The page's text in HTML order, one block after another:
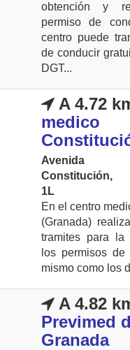
obtención y
permiso de
centro puede
de conducir
DGT...
A 4.72
medico
Avenida
Constitución,
1L
En el centro
(Granada)
tramites para la
los permisos
mismo como los
A 4.82
Previmed
Granada